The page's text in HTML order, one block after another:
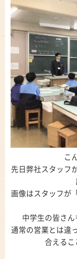
こ
先日弊社スタッフ
画像はスタッフが
中学生の皆さん
通常の営業とは違
合えるこ